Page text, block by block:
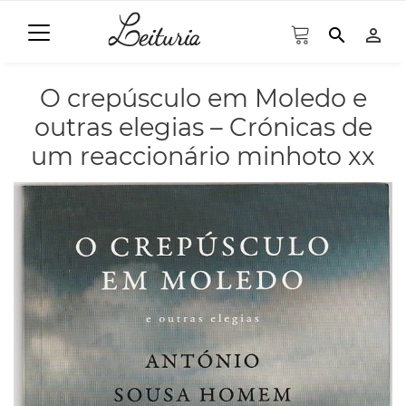
search person_outline
O crepúsculo em Moledo e
outras elegias – Crónicas de
um reaccionário minhoto xx